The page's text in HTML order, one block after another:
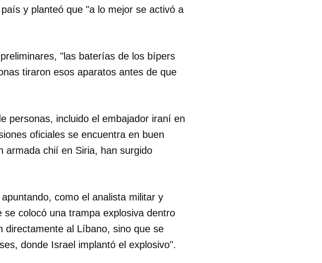
y planteó que "a lo mejor se activó a
"las baterías de los bípers
tiraron esos aparatos antes de que
personas, incluido el embajador iraní en
oficiales se encuentra en buen
armada chií en Siria, han surgido
como el analista militar y
colocó una trampa explosiva dentro
directamente al Líbano, sino que se
donde Israel implantó el explosivo".